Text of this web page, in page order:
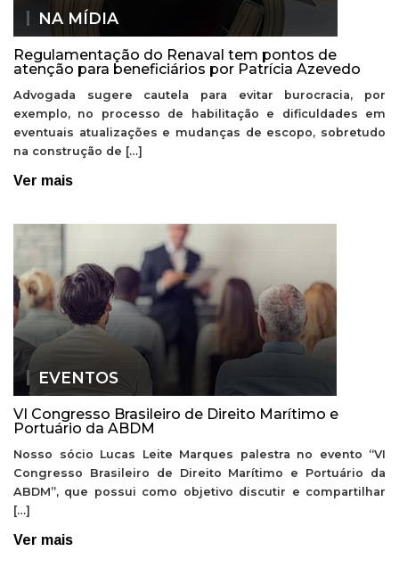
NA MÍDIA
Regulamentação do Renaval tem pontos de
atenção para beneficiários por Patrícia Azevedo
Advogada sugere cautela para evitar burocracia, por
exemplo, no processo de habilitação e dificuldades em
eventuais atualizações e mudanças de escopo, sobretudo
na construção de […]
Ver mais
EVENTOS
VI Congresso Brasileiro de Direito Marítimo e
Portuário da ABDM
Nosso sócio Lucas Leite Marques palestra no evento “VI
Congresso Brasileiro de Direito Marítimo e Portuário da
ABDM”, que possui como objetivo discutir e compartilhar
[…]
Ver mais